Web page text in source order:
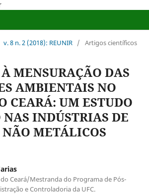
v. 8 n. 2 (2018): REUNIR / Artigos científicos
MENSURAÇÃO DAS
AMBIENTAIS NO
CEARÁ: UM ESTUDO
INDÚSTRIAS DE
METÁLICOS
Ceará/Mestranda do Programa de Pós-
e Controladoria da UFC.